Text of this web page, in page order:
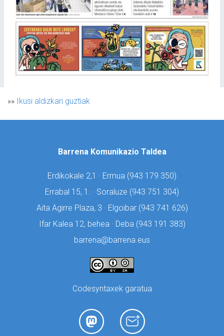
»» Ikusi aldizkari guztiak
Barrena Komunikazio Taldea
Erdikokale 2,1 · Ermua (943 179 350)
Errabal 15, 1. · Soraluze (943 751 304)
Aita Agirre Plaza, 3 · Elgoibar (943 741 626)
Ifar Kalea 12, behea · Deba (943 191 383)
barrena@barrena.eus
Codesyntaxek garatua